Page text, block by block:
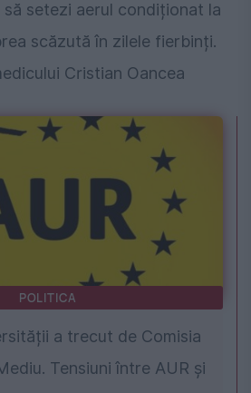
setezi aerul condiționat la
scăzută în zilele fierbinți.
Cristian Oancea
POLITICA
a trecut de Comisia
Tensiuni între AUR și